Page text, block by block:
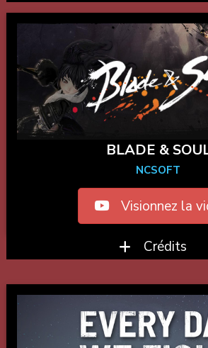
BLADE &
NCSOFT
Visionnez la
Crédits